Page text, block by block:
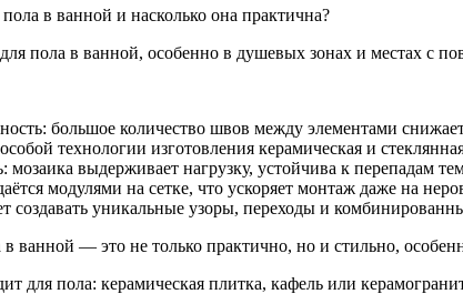
в ванной и насколько она практична?
пола в ванной, особенно в душевых зонах и местах с
большое количество швов между элементами
технологии изготовления керамическая и
мозаика выдерживает нагрузку, устойчива к перепадам
модулями на сетке, что ускоряет монтаж даже на
создавать уникальные узоры, переходы и
ванной — это не только практично, но и стильно,
для пола: керамическая плитка, кафель или